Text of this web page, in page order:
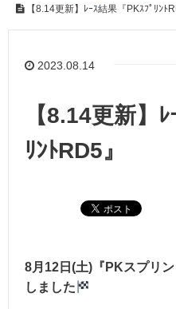
【8.14更新】ﾚｰｽ結果『PKｽﾌﾟﾘﾝﾄ
2023.08.14
【8.14更新】
ﾘﾝﾄRD5』
8月12日(土)『PKスプリ
しました